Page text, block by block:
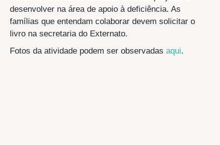
desenvolver na área de apoio à deficiência. As
famílias que entendam colaborar devem solicitar o
livro na secretaria do Externato.
Fotos da atividade podem ser observadas aqui.